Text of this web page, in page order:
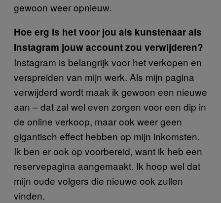
gewoon weer opnieuw.
Hoe erg is het voor jou als kunstenaar als
Instagram jouw account zou verwijderen?
Instagram is belangrijk voor het verkopen en
verspreiden van mijn werk. Als mijn pagina
verwijderd wordt maak ik gewoon een nieuwe
aan – dat zal wel even zorgen voor een dip in
de online verkoop, maar ook weer geen
gigantisch effect hebben op mijn inkomsten.
Ik ben er ook op voorbereid, want ik heb een
reservepagina aangemaakt. Ik hoop wel dat
mijn oude volgers die nieuwe ook zullen
vinden.